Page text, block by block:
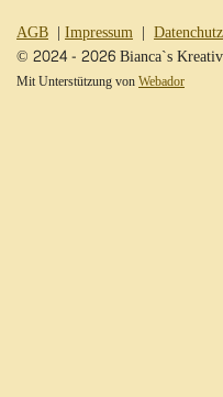
AGB | Impressum | Datenchutz
© 2024 - 2026 Bianca`s
Mit Unterstützung vonWebador